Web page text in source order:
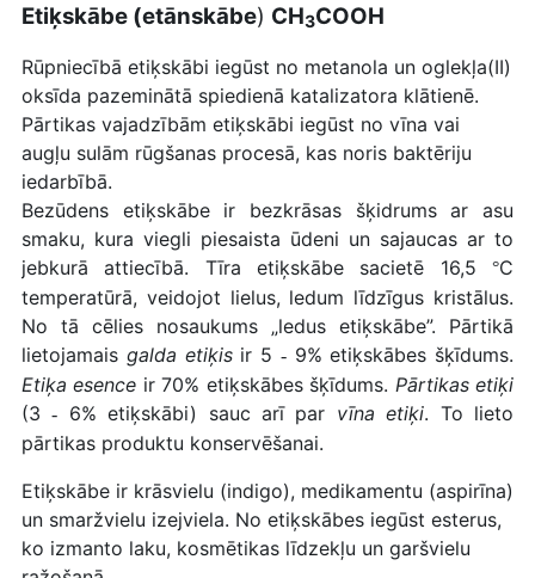
Etiķskābe (etānskābe) CH3COOH
Rūpniecībā etiķskābi iegūst no metanola un oglekļa(II)
oksīda pazeminātā spiedienā katalizatora klātienē.
Pārtikas vajadzībām etiķskābi iegūst no vīna vai
augļu sulām rūgšanas procesā, kas noris baktēriju
iedarbībā.
Bezūdens etiķskābe ir bezkrāsas šķidrums ar asu
smaku, kura viegli piesaista ūdeni un sajaucas ar to
jebkurā attiecībā. Tīra etiķskābe sacietē 16,5 °C
tempe­ratūrā, veidojot lielus, ledum līdzīgus kristālus.
No tā cēlies nosaukums „ledus etiķskābe”. Pārtikā
lietojamais galda etiķisir 5 -9% etiķskābes šķīdums.
Etiķa esence ir 70% etiķskābes šķīdums. Pārtikas etiķi
(3- 6% etiķskābi) sauc arī par vīna etiķi. To lieto
pārtikas produktu konservēšanai.
Etiķskābe ir krāsvielu (indigo), medikamentu (aspirīna)
un smaržvielu izejviela. No etiķskābes iegūst esterus,
ko izmanto laku, kosmētikas līdzekļu un garšvielu